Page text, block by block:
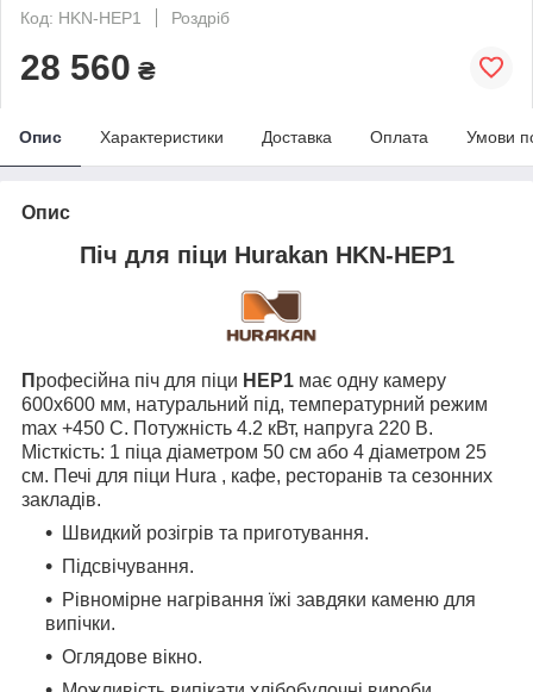
Код: HKN-HEP1
Роздріб
28 560 ₴
Опис Характеристики Доставка Оплата Умови
Опис
Піч для піци Hurakan HKN-HEP1
П рофесійна піч для піци HEP1 має одну камеру
600х600 мм, натуральний під, температурний режим
max +450 С. Потужність 4.2 кВт, напруга 220 В.
Місткість: 1 піца діаметром 50 см або 4 діаметром 25
см. Печі для піци Hura , кафе, ресторанів та сезонних
закладів.
Швидкий розігрів та приготування.
Підсвічування.
Рівномірне нагрівання їжі завдяки каменю для
випічки.
Оглядове вікно.